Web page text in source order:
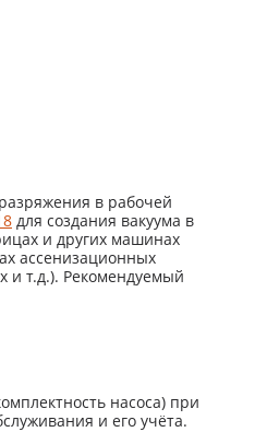
в рабочей
для создания вакуума в
и других машинах
ассенизационных
и т.д.). Рекомендуемый
насоса) при
и его учёта.